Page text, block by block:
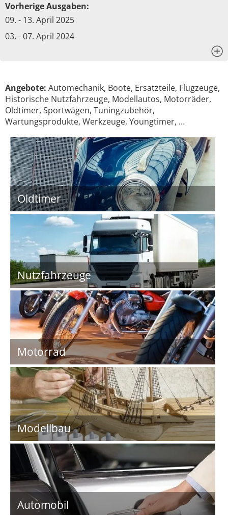
Vorherige Ausgaben:
09. - 13. April 2025
03. - 07. April 2024
Angebote: Automechanik, Boote, Ersatzteile, Flugzeuge,
Historische Nutzfahrzeuge, Modellautos, Motorräder,
Oldtimer, Sportwägen, Tuningzubehör,
Wartungsprodukte, Werkzeuge, Youngtimer, …
Oldtimer
Nutzfahrzeuge
Motorrad
Modellbau
Automobil